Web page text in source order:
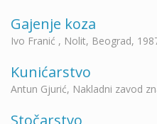
Gajenje koza
Ivo Franić , Nolit, Beograd,
Kunićarstvo
Antun Gjurić, Nakladni zavod
Stočarstvo